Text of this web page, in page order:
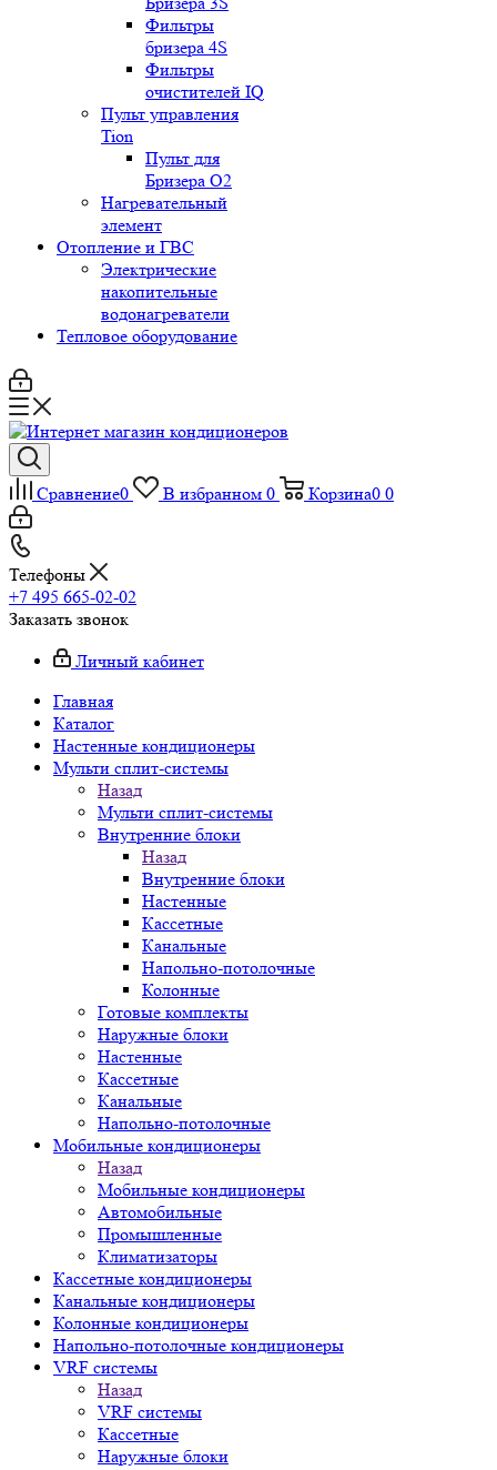
Фильтры
бризера 4S
Фильтры
очистителей IQ
Пульт управления
Tion
Пульт для
Бризера O2
Нагревательный
элемент
Отопление и ГВС
Электрические
накопительные
водонагреватели
Тепловое оборудование
Сравнение0 В избранном 0 Корзина0 0
Телефоны
+7 495 665-02-02
Заказать звонок
Личный кабинет
Главная
Каталог
Настенные кондиционеры
Мульти сплит-системы
Назад
Мульти сплит-системы
Внутренние блоки
Назад
Внутренние блоки
Настенные
Кассетные
Канальные
Напольно-потолочные
Колонные
Готовые комплекты
Наружные блоки
Настенные
Кассетные
Канальные
Напольно-потолочные
Мобильные кондиционеры
Назад
Мобильные кондиционеры
Автомобильные
Промышленные
Климатизаторы
Кассетные кондиционеры
Канальные кондиционеры
Колонные кондиционеры
Напольно-потолочные кондиционеры
VRF системы
Назад
VRF системы
Кассетные
Наружные блоки